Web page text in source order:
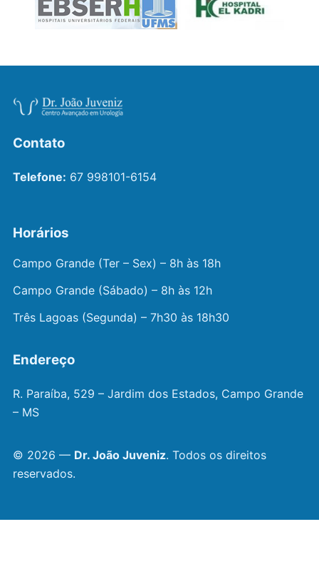
Contato
Telefone: 67 998101-6154
Horários
Campo Grande (Ter – Sex) – 8h às 18h
Campo Grande (Sábado) – 8h às 12h
Três Lagoas (Segunda) – 7h30 às 18h30
Endereço
R. Paraíba, 529 – Jardim dos Estados, Campo Grande
– MS
© 2026 — Dr. João Juveniz. Todos os direitos
reservados.